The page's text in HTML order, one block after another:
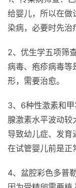
给婴儿，所以在做
染病，必要时先治
2、优生学五项筛
病毒、疱疹病毒等
形，需要治愈。
3、6种性激素和
腺激素水平波动较
导致幼儿症、发育
在试管婴儿前是正
4、盆腔彩色多普